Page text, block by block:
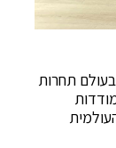
תחרות
מתוך אלפי המתמודדות
העולמית